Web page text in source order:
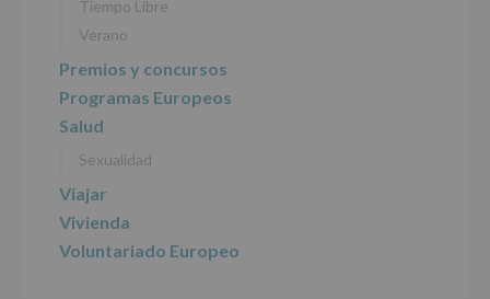
Finalidad
Información
actividades
y
programas
para
Legitimación
Consentimiento
interesado
Tiempo Libre
Verano
Premios y concursos
Programas Europeos
Salud
Sexualidad
Viajar
Vivienda
Voluntariado Europeo